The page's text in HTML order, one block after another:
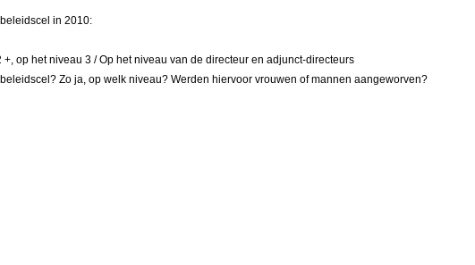
in 2010:
op het niveau 3 / Op het niveau van de directeur en adjunct-directeurs
Zo ja, op welk niveau? Werden hiervoor vrouwen of mannen aangeworven?